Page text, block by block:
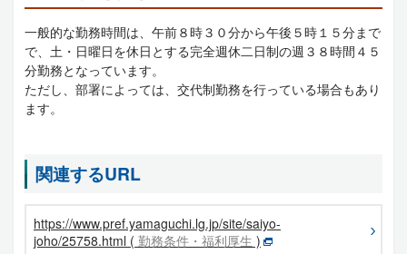
一般的な勤務時間は、午前８時３０分から午後５時１５分まで
で、土・日曜日を休日とする完全週休二日制の週３８時間４５
分勤務となっています。
ただし、部署によっては、交代制勤務を行っている場合もあり
ます。
関連するURL
https://www.pref.yamaguchi.lg.jp/site/saiyo-
joho/25758.html ( 勤務条件・福利厚生 )